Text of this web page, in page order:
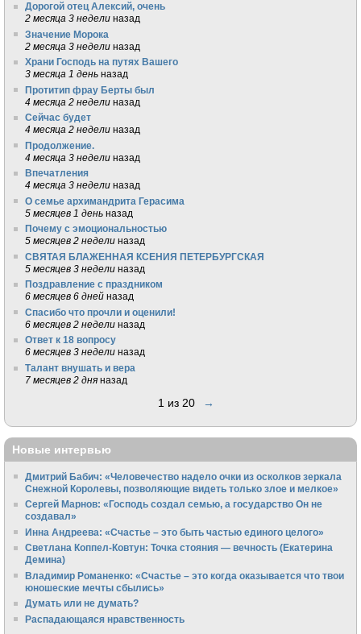
Дорогой отец Алексий, очень
2 месяца 3 недели назад
Значение Морока
2 месяца 3 недели назад
Храни Господь на путях Вашего
3 месяца 1 день назад
Протитип фрау Берты был
4 месяца 2 недели назад
Сейчас будет
4 месяца 2 недели назад
Продолжение.
4 месяца 3 недели назад
Впечатления
4 месяца 3 недели назад
О семье архимандрита Герасима
5 месяцев 1 день назад
Почему с эмоциональностью
5 месяцев 2 недели назад
СВЯТАЯ БЛАЖЕННАЯ КСЕНИЯ ПЕТЕРБУРГСКАЯ
5 месяцев 3 недели назад
Поздравление с праздником
6 месяцев 6 дней назад
Спасибо что прочли и оценили!
6 месяцев 2 недели назад
Ответ к 18 вопросу
6 месяцев 3 недели назад
Талант внушать и вера
7 месяцев 2 дня назад
1 из 20 →
Новые интервью
Дмитрий Бабич: «Человечество надело очки из осколков зеркала
Снежной Королевы, позволяющие видеть только злое и мелкое»
Сергей Марнов: «Господь создал семью, а государство Он не
создавал»
Инна Андреева: «Счастье – это быть частью единого целого»
Светлана Коппел-Ковтун: Точка стояния — вечность (Екатерина
Демина)
Владимир Романенко: «Счастье – это когда оказывается что твои
юношеские мечты сбылись»
Думать или не думать?
Распадающаяся нравственность